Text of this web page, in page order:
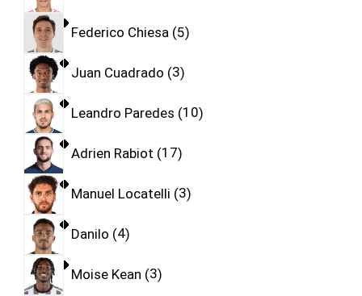
Federico Chiesa 5
Juan Cuadrado 3
Leandro Paredes 10
Adrien Rabiot 17
Manuel Locatelli 3
Danilo 4
Moise Kean 3